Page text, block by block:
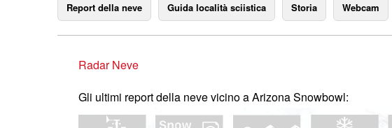
Report della neve Guida località sciistica Storia Webcam
Radar Neve
Gli ultimi report della neve vicino a Arizona Snowbowl: